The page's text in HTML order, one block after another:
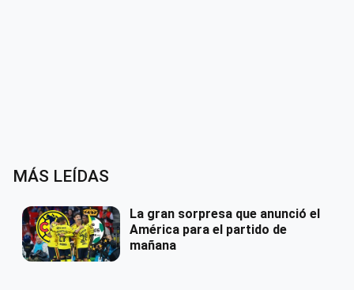
MÁS LEÍDAS
La gran sorpresa que anunció el
América para el partido de
mañana